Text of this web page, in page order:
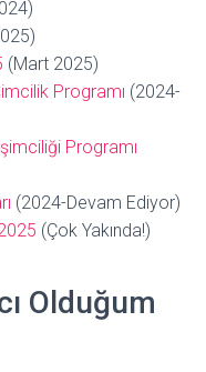
(Mart 2025)
Programı (2024-
Programı
(2024-Devam Ediyor)
(Çok Yakında!)
Olduğum